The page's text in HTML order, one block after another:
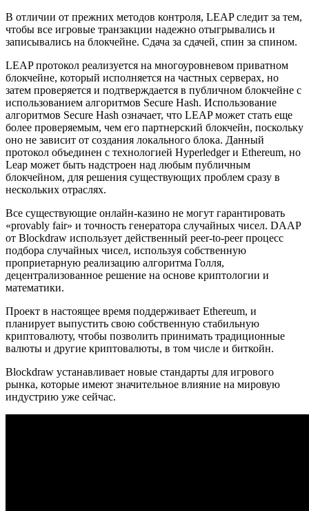
В отличии от прежних методов контроля, LEAP следит за тем,
чтобы все игровые транзакции надежно отыгрывались и
записывались на блокчейне. Сдача за сдачей, спин за спином.
LEAP протокол реализуется на многоуровневом приватном
блокчейне, который исполняется на частных серверах, но
затем проверяется и подтверждается в публичном блокчейне с
использованием алгоритмов Secure Hash. Использование
алгоритмов Secure Hash означает, что LEAP может стать еще
более проверяемым, чем его партнерский блокчейн, поскольку
оно не зависит от создания локального блока. Данный
протокол объединен с технологией Hyperledger и Ethereum, но
Leap может быть надстроен над любым публичным
блокчейном, для решения существующих проблем сразу в
нескольких отраслях.
Все существующие онлайн-казино не могут гарантировать
«provably fair» и точность генератора случайных чисел. DAAP
от Blockdraw использует действенный peer-to-peer процесс
подбора случайных чисел, используя собственную
проприетарную реализацию алгоритма Голля,
децентрализованное решение на основе криптологии и
математики.
Проект в настоящее время поддерживает Ethereum, и
планирует выпустить свою собственную стабильную
криптовалюту, чтобы позволить принимать традиционные
валюты и другие криптовалюты, в том числе и биткойн.
Blockdraw устанавливает новые стандарты для игрового
рынка, которые имеют значительное влияние на мировую
индустрию уже сейчас.